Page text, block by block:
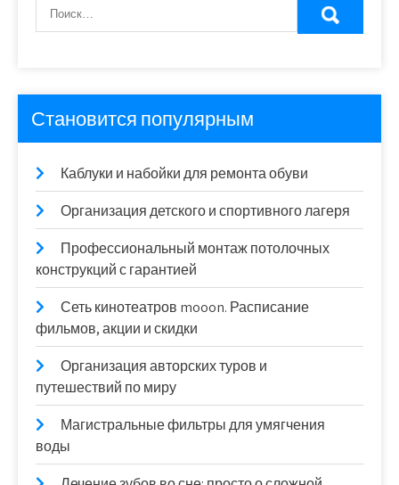
Становится популярным
Каблуки и набойки для ремонта обуви
Организация детского и спортивного лагеря
Профессиональный монтаж потолочных
конструкций с гарантией
Сеть кинотеатров mooon. Расписание
фильмов, акции и скидки
Организация авторских туров и
путешествий по миру
Магистральные фильтры для умягчения
воды